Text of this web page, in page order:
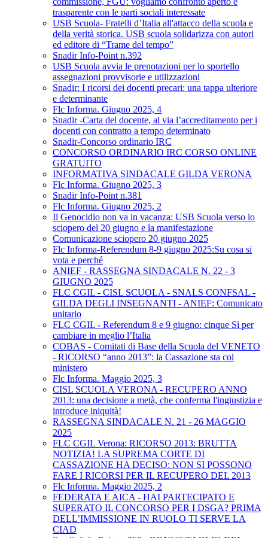
trasparente con le parti sociali interessate
USB Scuola- Fratelli d’Italia all'attacco della scuola e
della verità storica. USB scuola solidarizza con autori
ed editore di “Trame del tempo”
Snadir Info-Point n.392
USB Scuola avvia le prenotazioni per lo sportello
assegnazioni provvisorie e utilizzazioni
Snadir: I ricorsi dei docenti precari: una tappa ulteriore
e determinante
Flc Informa. Giugno 2025, 4
Snadir -Carta del docente, al via l’accreditamento per i
docenti con contratto a tempo determinato
Snadir-Concorso ordinario IRC
CONCORSO ORDINARIO IRC CORSO ONLINE
GRATUITO
INFORMATIVA SINDACALE GILDA VERONA
Flc Informa. Giugno 2025, 3
Snadir Info-Point n.381
Flc Informa. Giugno 2025, 2
Il Genocidio non va in vacanza: USB Scuola verso lo
sciopero del 20 giugno e la manifestazione
Comunicazione sciopero 20 giugno 2025
Flc Informa-Referendum 8-9 giugno 2025:Su cosa si
vota e perché
ANIEF - RASSEGNA SINDACALE N. 22 - 3
GIUGNO 2025
FLC CGIL - CISL SCUOLA - SNALS CONFSAL -
GILDA DEGLI INSEGNANTI - ANIEF: Comunicato
unitario
FLC CGIL - Referendum 8 e 9 giugno: cinque Sì per
cambiare in meglio l’Italia
COBAS - Comitati di Base della Scuola del VENETO
- RICORSO “anno 2013”: la Cassazione sta col
ministero
Flc Informa. Maggio 2025, 3
CISL SCUOLA VERONA - RECUPERO ANNO
2013: una decisione a metà, che conferma l'ingiustizia e
introduce iniquità!
RASSEGNA SINDACALE N. 21 - 26 MAGGIO
2025
FLC CGIL Verona: RICORSO 2013: BRUTTA
NOTIZIA! LA SUPREMA CORTE DI
CASSAZIONE HA DECISO: NON SI POSSONO
FARE I RICORSI PER IL RECUPERO DEL 2013
Flc Informa. Maggio 2025, 2
FEDERATA E AICA - HAI PARTECIPATO E
SUPERATO IL CONCORSO PER I DSGA? PRIMA
DELL’IMMISSIONE IN RUOLO TI SERVE LA
CIAD